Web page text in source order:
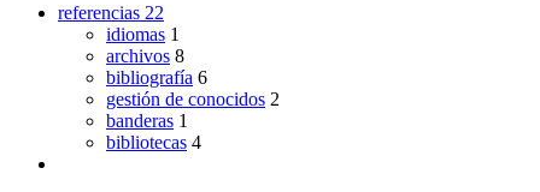
referencias 22
idiomas 1
archivos 8
bibliografía 6
gestión de conocidos 2
banderas 1
bibliotecas 4